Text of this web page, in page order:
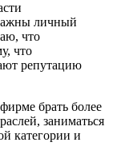
личный
что
что
репутацию
брать более
заниматься
категории и